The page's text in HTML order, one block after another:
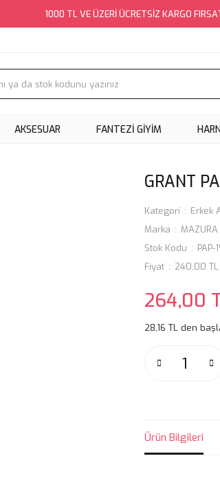
1000 TL VE ÜZERİ ÜCRETSİZ KARGO
AKSESUAR FANTEZİ GİYİM
GRANT
Kategori
Erkek
Marka
MAZURA
Stok Kodu
PAP-
Fiyat
240,00 TL
264,00
28,16 TL den
Ürün Bilgileri